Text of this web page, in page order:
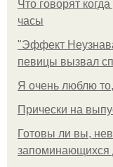
Что говорят
часы
"Эффект
певицы вызвал
Я очень люблю
Прически на
Готовы ли вы,
запоминающихся